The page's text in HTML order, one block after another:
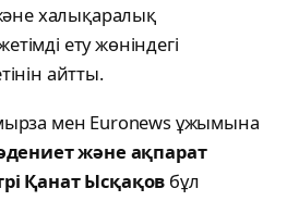
халықаралық
ету жөніндегі
айтты.
мен Euronews ұжымына
және ақпарат
Қанат Ысқақов бұл